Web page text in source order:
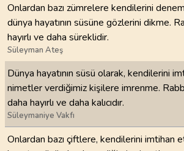
Onlardan bazı zümrelere kendilerini
dünya hayatının süsüne gözlerini dikme.
hayırlı ve daha süreklidir.
Süleyman Ateş
Dünya hayatının süsü olarak, kendilerini
nimetler verdiğimiz kişilere imrenme.
daha hayırlı ve daha kalıcıdır.
Süleymaniye Vakfı
Onlardan bazı çiftlere, kendilerini imtihan